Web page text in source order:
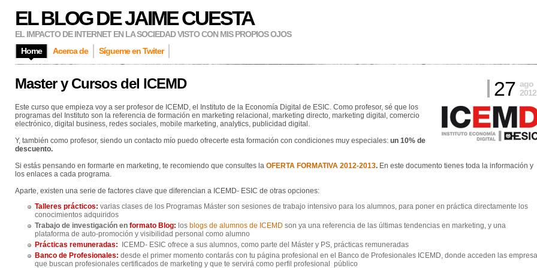
EL BLOG DE JAIME CUESTA
EL IMPACTO DE INTERNET EN LA SOCIEDAD VISTO CON MIS PROPIOS OJOS
Home
Acerca de Sígueme en Twiter
Master y Cursos del ICEMD 27 ago
2012
Este curso que empieza voy a ser profesor de ICEMD, el Instituto de la Economía Digital de ESIC. Como profesor, sé que los
programas del Instituto son la referencia de formación en marketing relacional, marketing directo, marketing digital, comercio
electrónico, digital business, redes sociales, mobile marketing, analytics, publicidad digital.
Y, también como profesor, siendo un contacto mío puedo ofrecerte esta formación con condiciones muy especiales: un 10% de
descuento.
Si estás pensando en formarte en marketing, te recomiendo que consultes la OFERTA FORMATIVA 2012-2013. En este documento tienes toda la información y
los enlaces a cada programa.
Aparte, existen una serie de factores clave que diferencian a ICEMD- ESIC de otras opciones:
Talleres prácticos: varias clases de los Programas Máster son sesiones de trabajo intensivo para los alumnos, para poner en práctica directamente los
conocimientos adquiridos
Trabajo de investigación en formato Blog: los blogs de alumnos de ICEMD son ya una referencia de las últimas tendencias en marketing, y una
plataforma de auto-promoción y visibilidad personal como alumno
Prácticas remuneradas:
ICEMD- ESIC ofrece a sus alumnos, como parte del Máster y PS, prácticas remuneradas
Banco de Profesionales: desde el primer momento contarás con tu página profesional en el Banco de Profesionales ICEMD, donde acceden las
que buscan profesionales certificados de marketing y que te servirá como perfil profesional público